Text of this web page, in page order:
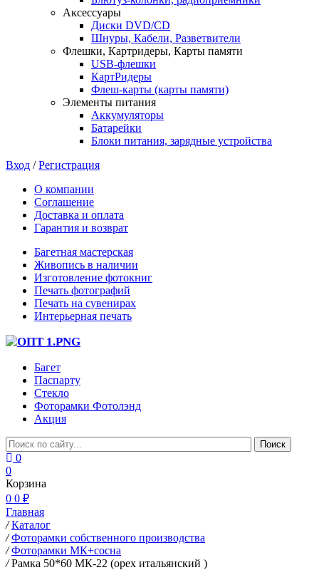
Аксессуары
Диски DVD/CD
Шнуры, Кабели, Разветвители
Флешки, Картридеры, Карты памяти
USB-флешки
КартРидеры
Флеш-карты (карты памяти)
Элементы питания
Аккумуляторы
Батарейки
Блоки питания, зарядные устройства
Вход /Регистрация
О компании
Соглашение
Доставка и оплата
Гарантия и возврат
Багетная мастерская
Живопись в наличии
Изготовление фотокниг
Печать фотографий
Печать на сувенирах
Интерьерная печать
Багет
Паспарту
Стекло
Фоторамки Фотолэнд
Акция
0
0
Корзина
0 0 ₽
Главная
/ Каталог
/ Фоторамки собственного производства
/ Фоторамки МК+сосна
/ Рамка 50*60 МК-22 (орех итальянский )